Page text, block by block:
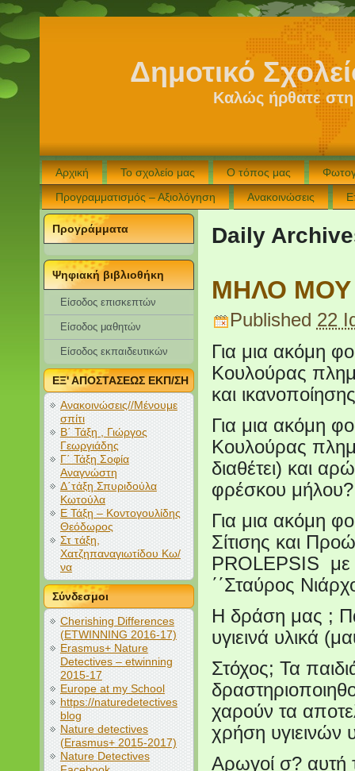
Δημοτικό
Καλώς ήρθατε
Αρχική Το σχολείο μας Ο τόπος μας
Προγραμματισμός – Αξιολόγηση
Ανακοινώσεις
Προγράμματα
Ψηφιακή βιβλιοθήκη
Είσοδος επισκεπτών
Eίσοδος μαθητών
Είσοδος εκπαιδευτικών
ΕΞ' ΑΠΟΣΤΑΣΕΩΣ ΕΚΠ/ΣΗ
Ανακοινώσεις//Μένουμε
σπίτι
Β΄ Τάξη , Γιώργος
Γεωργιάδης
Γ΄ Τάξη Σοφία
Αναγνώστη
Δ΄τάξη Σπυριδούλα
Κωτούλα
Ε Τάξη – Κοντογουλίδης
Θεόδωρος
Στ τάξη,
Χατζηπαναγιωτίδου Κω/
να
Σύνδεσμοι
Cherishing Differences
(ETWINNING 2016-17)
Erasmus+ Nature
Detectives – etwinning
2015-17
Europe at my School
https://naturedetectives
blog
Nature detectives
(Erasmus+ 2015-2017)
Nature Detectives
Daily
ΜΗΛΟ ΜΟΥ
Published 22
Για μια ακόμη
Κουλούρας
και
Για μια ακόμη
Κουλούρας
διαθέτει) και
φρέσκου μήλου?
Για μια ακόμη
Σίτισης και
PROLEPSIS με
΄΄Σταύρος
Η δράση μας ;
υγιεινά υλικά
Στόχος; Τα
χαρούν τα
χρήση υγιεινών
Αρωγοί σ? αυτή